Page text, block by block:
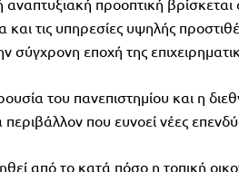
αναπτυξιακή προοπτική
τις υπηρεσίες υψηλής
σύγχρονη εποχή της
του πανεπιστημίου και η
που ευνοεί νέες
από το κατά πόσο η τοπική